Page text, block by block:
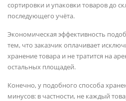
сортировки и упаковки товаров до
последующего учёта.
Экономическая эффективность
тем, что заказчик оплачивает
хранение товара и не тратится на
остальных площадей.
Конечно, у подобного способа
минусов: в частности, не каждый